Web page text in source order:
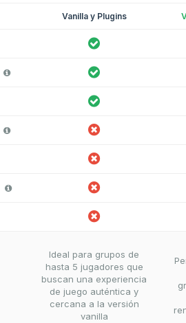
Vanilla y Plugins
Ideal para grupos de
hasta 5 jugadores que
buscan una experiencia
de juego auténtica y
cercana a la versión
vanilla